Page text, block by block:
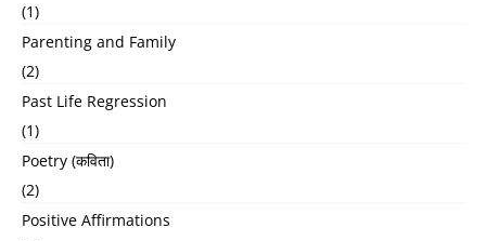
(1)
Parenting and Family
(2)
Past Life Regression
(1)
Poetry (कविता)
(2)
Positive Affirmations